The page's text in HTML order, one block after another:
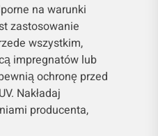
na warunki
zastosowanie
wszystkim,
impregnatów lub
ochronę przed
Nakładaj
producenta,